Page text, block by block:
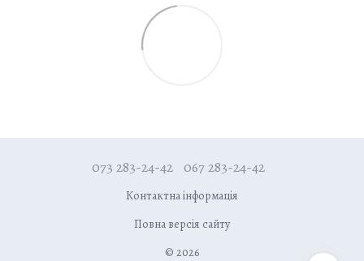
073 283-24-42 067 283-24-42
Контактна інформація
Повна версія сайту
© 2026